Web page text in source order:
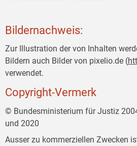
Bildernachweis:
Zur Illustration der von Inhalten
Bildern auch Bilder von pixelio.de (
verwendet.
Copyright-Vermerk
© Bundesministerium für Justiz
und 2020
Ausser zu kommerziellen Zwecken